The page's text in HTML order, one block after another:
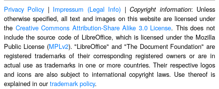
Privacy Policy | Impressum (Legal Info) |Copyright information: Unless
otherwise specified, all text and images on this website are licensed under
the Creative Commons Attribution-Share Alike 3.0 License. This does not
include the source code of LibreOffice, which is licensed under the Mozilla
Public License (MPLv2). "LibreOffice" and "The Document Foundation" are
registered trademarks of their corresponding registered owners or are in
actual use as trademarks in one or more countries. Their respective logos
and icons are also subject to international copyright laws. Use thereof is
explained in ourtrademark policy.